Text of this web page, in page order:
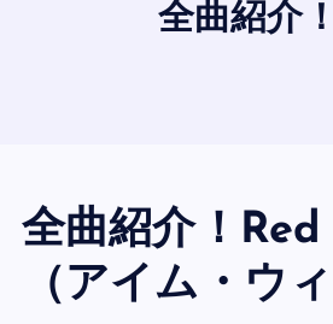
全曲紹介
全曲紹介！
（アイム・ウ